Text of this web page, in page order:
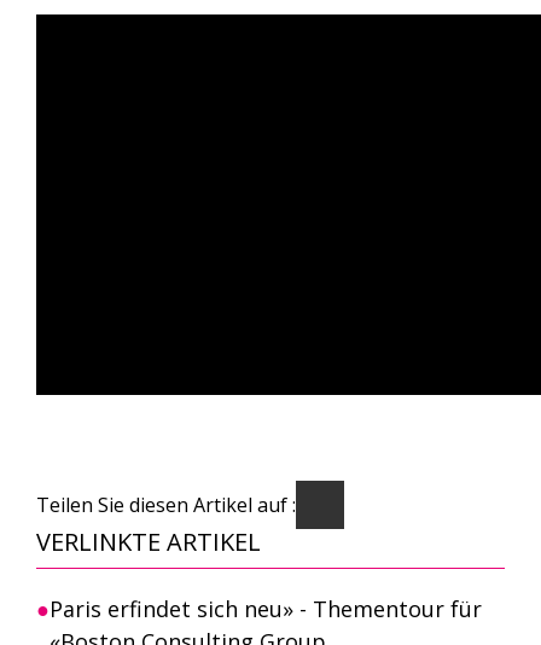
Teilen Sie diesen Artikel auf :
VERLINKTE ARTIKEL
Paris erfindet sich neu» - Thementour für